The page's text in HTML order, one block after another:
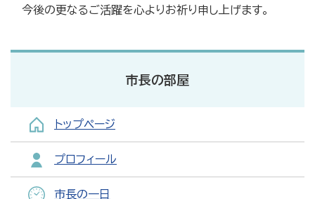
今後の更なるご活躍を心よりお祈り申し上げます。
市長の部屋
トップページ
プロフィール
市長の一日